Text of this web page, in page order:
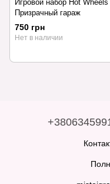
Игровой набор Hot Wheels
Призрачный гараж
750 грн
Нет в наличии